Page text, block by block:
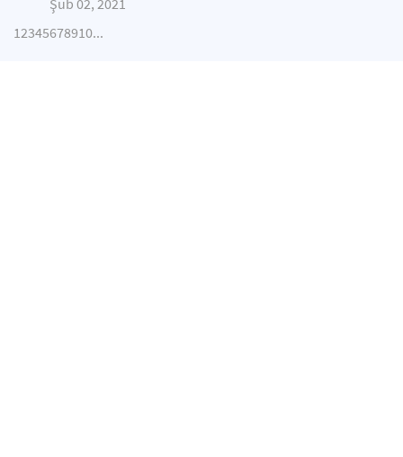
Şub 02, 2021
12345678910...